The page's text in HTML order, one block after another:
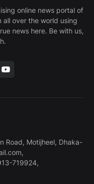
online news portal of
all over the world using
news here. Be with us,
Road, Motijheel, Dhaka-
719924,